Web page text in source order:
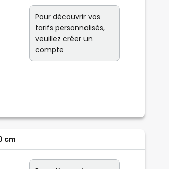
Pour découvrir vos
tarifs personnalisés,
veuillez créer un
compte
cm